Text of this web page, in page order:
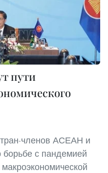
пути
членов АСЕАН и
с пандемией